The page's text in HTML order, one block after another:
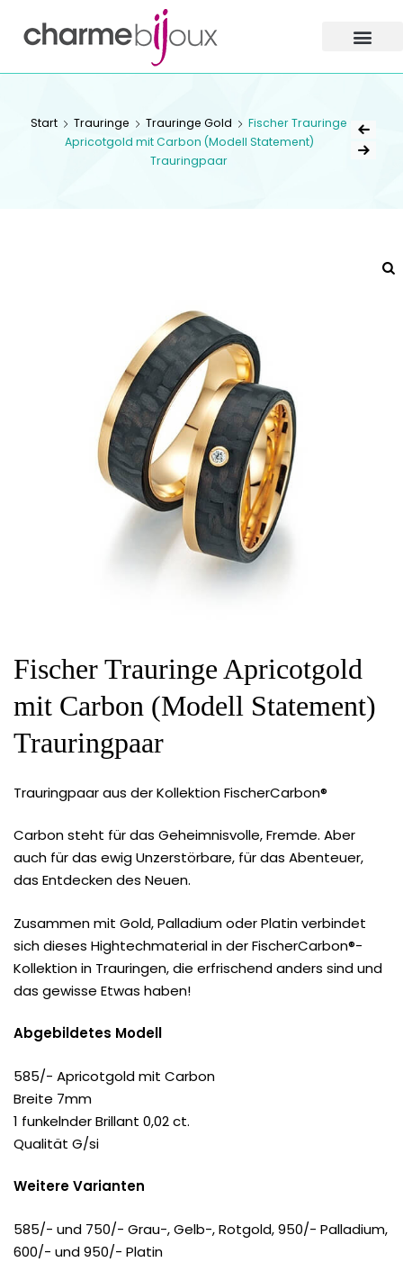
Bijoux
ZOFINGEN
Start Trauringe Trauringe Gold
Fischer Trauringe
Apricotgold mit Carbon (Modell Statement)
Trauringpaar
Fischer Trauringe Apricotgold
mit Carbon (Modell Statement)
Trauringpaar
Trauringpaar aus der Kollektion FischerCarbon®
Carbon steht für das Geheimnisvolle, Fremde. Aber
auch für das ewig Unzerstörbare, für das Abenteuer,
das Entdecken des Neuen.
Zusammen mit Gold, Palladium oder Platin verbindet
sich dieses Hightechmaterial in der FischerCarbon®-
Kollektion in Trauringen, die erfrischend anders sind und
das gewisse Etwas haben!
Abgebildetes Modell
585/- Apricotgold mit Carbon
Breite 7mm
1 funkelnder Brillant 0,02 ct.
Qualität G/si
Weitere Varianten
585/- und 750/- Grau-, Gelb-, Rotgold, 950/- Palladium,
600/- und 950/- Platin